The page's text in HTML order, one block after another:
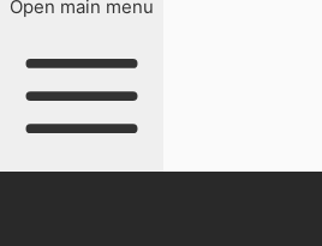
Open main menu